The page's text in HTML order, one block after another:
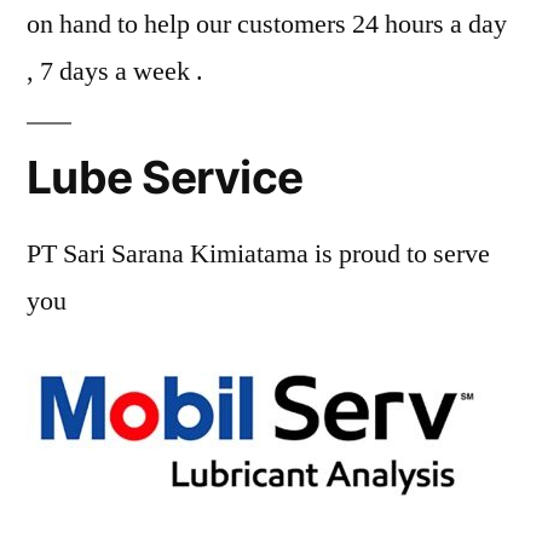
on hand to help our customers 24 hours a day
, 7 days a week .
Lube Service
PT Sari Sarana Kimiatama is proud to serve
you